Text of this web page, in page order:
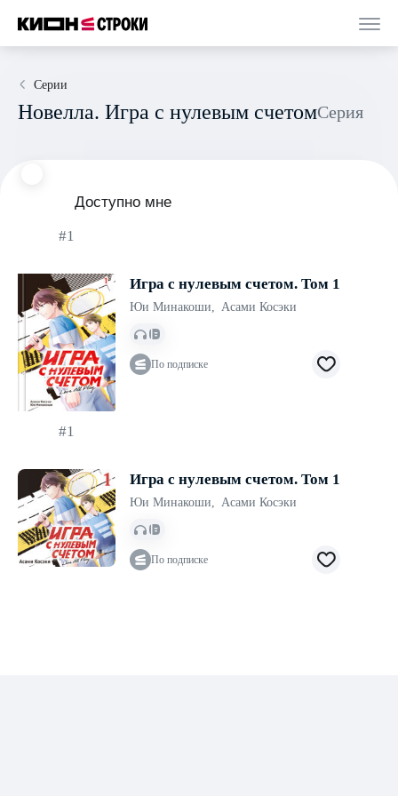
Серии
Новелла. Игра с нулевым счетом Серия
Доступно мне
#1
Игра с нулевым счетом. Том 1
Юи Минакоши, Асами Косэки
По подписке
#1
Игра с нулевым счетом. Том 1
Юи Минакоши, Асами Косэки
По подписке